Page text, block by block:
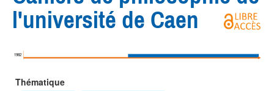
ES
l'université de Caen
1982
Thématique